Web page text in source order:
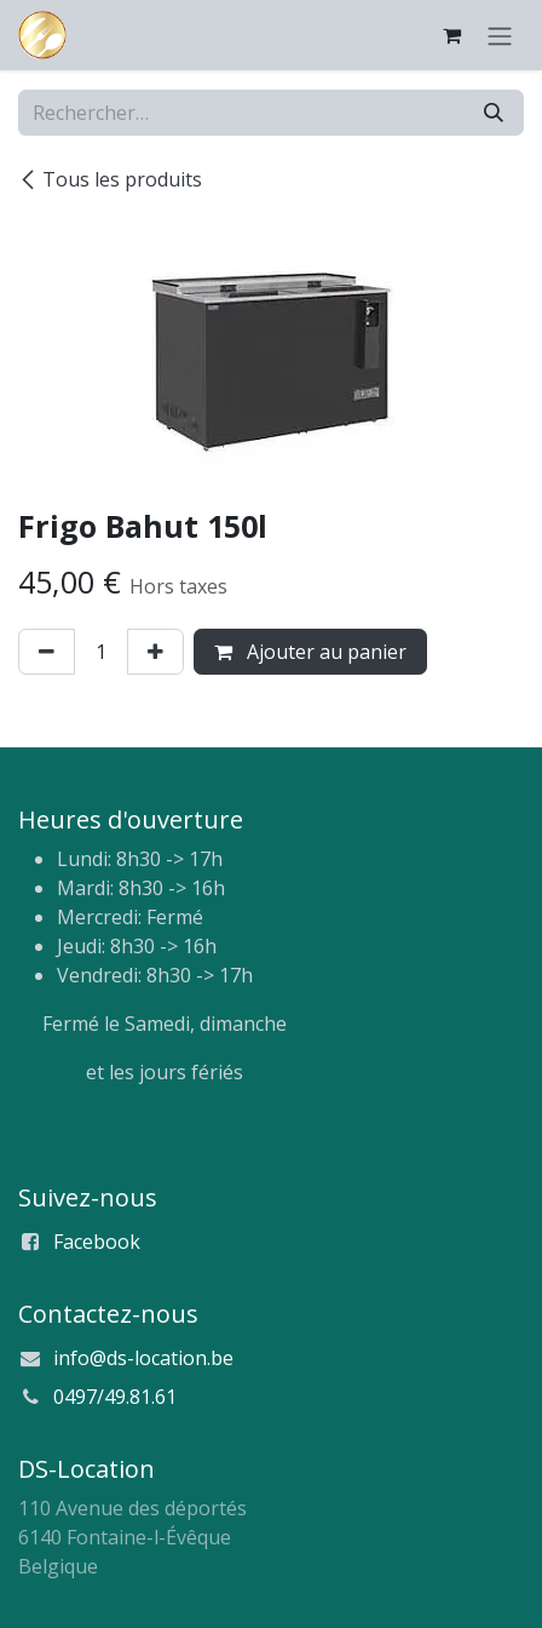
Se rendre au contenu
Tous les produits
Frigo Bahut 150l
45,00 € Hors taxes
Ajouter au panier
Heures d'ouverture
Lundi: 8h30 -> 17h
Mardi: 8h30 -> 16h
Mercredi: Fermé
Jeudi: 8h30 -> 16h
Vendredi: 8h30 -> 17h
Fermé le Samedi, dimanche
et les jours fériés
Suivez-nous
Facebook
Contactez-nous
info@ds-location.be
0497/49.81.61
DS-Location
110 Avenue des déportés
6140 Fontaine-l-Évêque
Belgique